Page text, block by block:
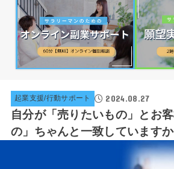
起業支援/行動サポート 2024.08.27
自分が「売りたいもの」とお
の」ちゃんと一致していますか